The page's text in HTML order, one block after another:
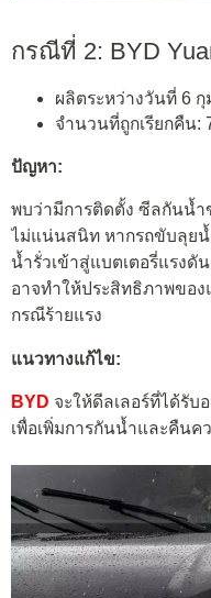
กรณีที่ 2: BYD
ผลิตระหว่างวันที่ 6
จำนวนที่ถูกเรียกคืน:
ปัญหา:
พบว่ามีการติดตั้ง ซีลกันน้ำ
ไม่แน่นสนิท หากรถขับลุยน้
น้ำรั่วเข้าสู่แบตเตอรี่แรง
อาจทำให้ประสิทธิภาพของ
กรณีร้ายแรง
แนวทางแก้ไข:
BYD จะให้ดีลเลอร์ที่ได้รั
เพื่อเพิ่มการกันน้ำและคืน